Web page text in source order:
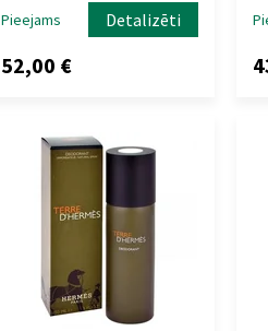
Pieejams Detalizēti
52,00 €